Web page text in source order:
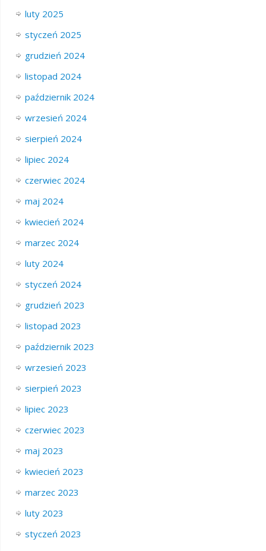
luty 2025
styczeń 2025
grudzień 2024
listopad 2024
październik 2024
wrzesień 2024
sierpień 2024
lipiec 2024
czerwiec 2024
maj 2024
kwiecień 2024
marzec 2024
luty 2024
styczeń 2024
grudzień 2023
listopad 2023
październik 2023
wrzesień 2023
sierpień 2023
lipiec 2023
czerwiec 2023
maj 2023
kwiecień 2023
marzec 2023
luty 2023
styczeń 2023